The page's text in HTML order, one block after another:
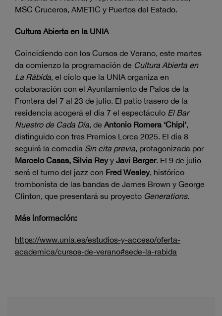
MSC Cruceros, AMETIC y Puertos del Estado.
Cultura Abierta en la UNIA
Coincidiendo con los Cursos de Verano, este martes
da comienzo la programación de Cultura Abierta en
La Rábida, el ciclo que la UNIA organiza en
colaboración con el Ayuntamiento de Palos de la
Frontera del 7 al 23 de julio. El patio trasero de la
residencia acogerá el día 7 el espectáculo El Bar
Nuestro de Cada Día, de Antonio Romera ‘Chipi’,
distinguido con tres Premios Lorca 2025. El día 8
seguirá la comedia Sin cita previa, protagonizada por
Marcelo Casas, Silvia Reyy Javi Berger. El 9 de julio
será el turno del jazz con Fred Wesley, histórico
trombonista de las bandas de James Brown y George
Clinton, que presentará su proyecto Generations.
Más información:
https://www.unia.es/estudios-y-acceso/oferta-
academica/cursos-de-verano#sede-la-rabida